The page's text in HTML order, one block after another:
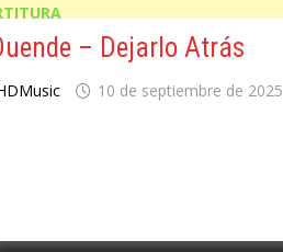
– Dejarlo Atrás
10 de septiembre de 2025